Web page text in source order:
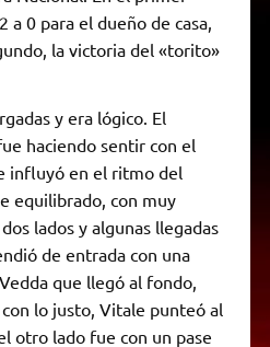
0 para el dueño de casa,
la victoria del «torito»
y era lógico. El
haciendo sentir con el
influyó en el ritmo del
equilibrado, con muy
lados y algunas llegadas
de entrada con una
que llegó al fondo,
lo justo, Vitale punteó al
otro lado fue con un pase